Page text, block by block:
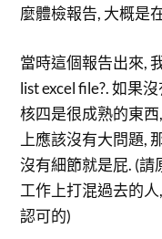
麼體檢報告, 大概是
當時這個報告出來,
list excel file?. 如果
核四是很成熟的東
上應該沒有大問題,
沒有細節就是屁. (
工作上打混過去的
認可的)